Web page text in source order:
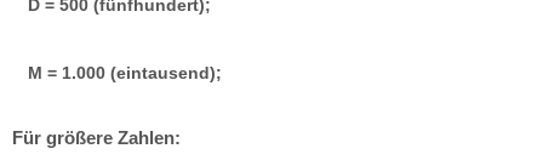
D = 500 (fünfhundert);
M = 1.000 (eintausend);
Für größere Zahlen: